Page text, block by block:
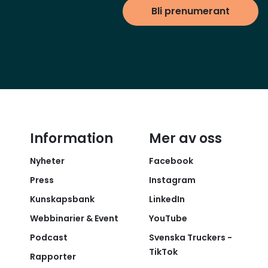
Bli prenumerant
Information
Nyheter
Press
Kunskapsbank
Webbinarier & Event
Podcast
Rapporter
Mer av oss
Facebook
Instagram
LinkedIn
YouTube
Svenska Truckers -
TikTok